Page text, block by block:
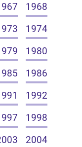
1968
1974
1980
1986
1992
1998
2004